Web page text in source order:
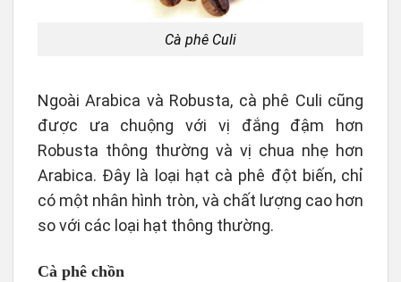
Cà phê Culi
Ngoài Arabica và Robusta, cà phê Culi cũng
được ưa chuộng với vị đắng đậm hơn
Robusta thông thường và vị chua nhẹ hơn
Arabica. Đây là loại hạt cà phê đột biến, chỉ
có một nhân hình tròn, và chất lượng cao hơn
so với các loại hạt thông thường.
Cà phê chồn